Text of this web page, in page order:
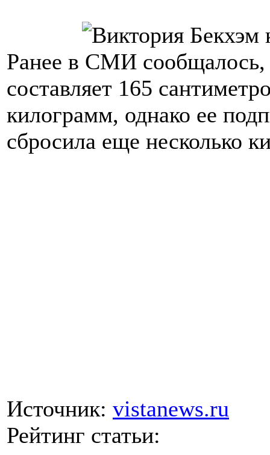
Ранее в СМИ сообщалось,
составляет 165
килограмм, однако ее
сбросила еще несколько
Источник: vistanews.ru
Рейтинг статьи: